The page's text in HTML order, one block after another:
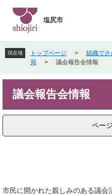
先
頭
す
を
飛
し
文
塩尻市
現在地 トップページ > 組織でさ
局
> 議会報告会情報
議会報告会情報
ペー
市民に開かれた親しみのある議会